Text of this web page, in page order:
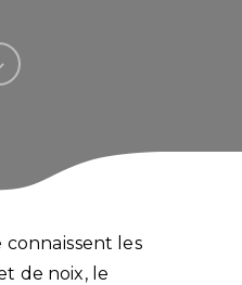
connaissent les
de noix, le